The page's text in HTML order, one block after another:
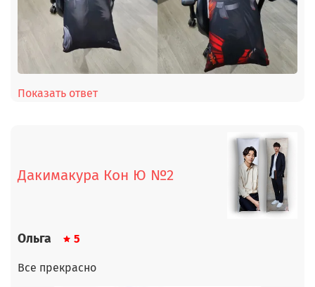
Показать ответ
Дакимакура Кон Ю №2
Ольга 5
Все прекрасно